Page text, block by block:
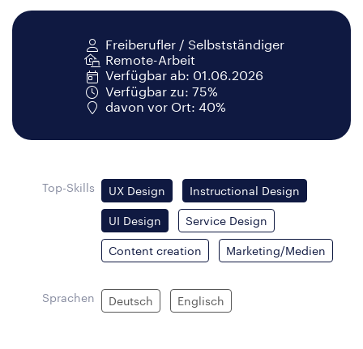
Freiberufler / Selbstständiger
Remote-Arbeit
Verfügbar ab: 01.06.2026
Verfügbar zu: 75%
davon vor Ort: 40%
Top-Skills UX Design Instructional Design
UI Design Service Design
Content creation Marketing/Medien
Sprachen Deutsch Englisch